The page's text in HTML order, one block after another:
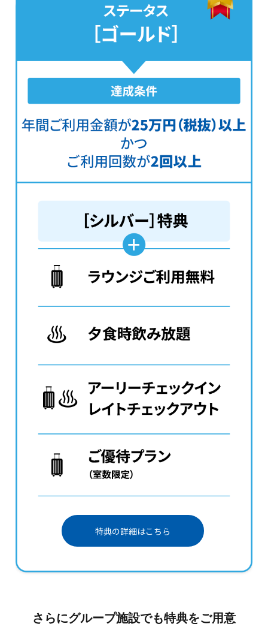
特典の詳細はこちら
さらにグループ施設でも特典をご用意